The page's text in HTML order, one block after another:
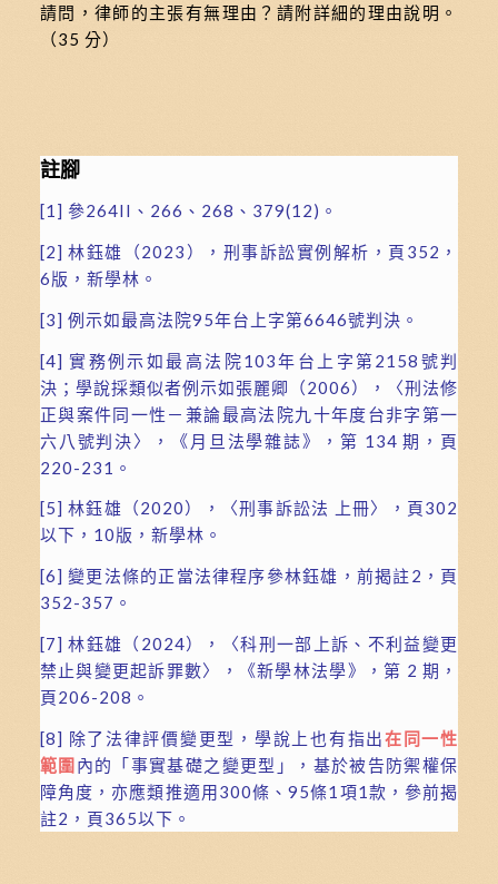
請問，律師的主張有無理由？請附詳細的理由說明。
（35 分）
註腳
[1] 參264II、266、268、379(12)。
[2] 林鈺雄（2023），刑事訴訟實例解析，頁352，
6版，新學林。
[3] 例示如最高法院95年台上字第6646號判決。
[4] 實務例示如最高法院103年台上字第2158號判
決；學說採類似者例示如張麗卿（2006），〈刑法修
正與案件同一性－兼論最高法院九十年度台非字第一
六八號判決〉，《月旦法學雜誌》，第 134 期，頁
220-231。
[5] 林鈺雄（2020），〈刑事訴訟法 上冊〉，頁302
以下，10版，新學林。
[6] 變更法條的正當法律程序參林鈺雄，前揭註2，頁
352-357。
[7] 林鈺雄（2024），〈科刑一部上訴、不利益變更
禁止與變更起訴罪數〉，《新學林法學》，第 2 期，
頁206-208。
[8] 除了法律評價變更型，學說上也有指出在同一性
範圍 內的「事實基礎之變更型」，基於被告防禦權保
障角度，亦應類推適用300條、95條1項1款，參前揭
註2，頁365以下。